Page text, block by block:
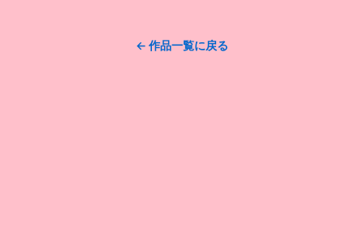
← 作品一覧に戻る